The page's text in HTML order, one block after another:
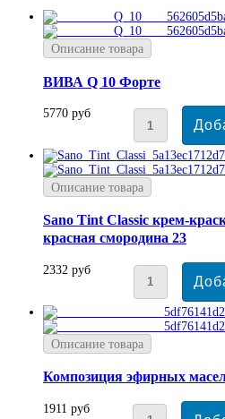
Описание товара
ВИВА Q 10 Форте
5770 руб
Описание товара
Sano Tint Classic крем-
красная смородина 23
2332 руб
Описание товара
Композиция эфирных
1911 руб